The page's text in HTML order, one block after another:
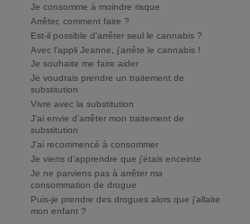
Je consomme à moindre risque
Arrêter, comment faire ?
Est-il possible d'arrêter seul le cannabis ?
Avec l'appli Jeanne, j'arrête le cannabis !
Je souhaite me faire aider
Je voudrais prendre un traitement de
substitution
Vivre avec la substitution
J'ai envie d'arrêter mon traitement de
substitution
J'ai recommencé à consommer
Je viens d'apprendre que j'étais enceinte
Je ne parviens pas à arrêter ma
consommation de drogue
Puis-je prendre des drogues alors que j'allaite
mon enfant ?